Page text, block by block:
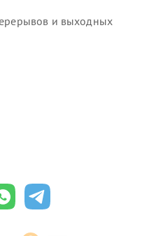
и выходных